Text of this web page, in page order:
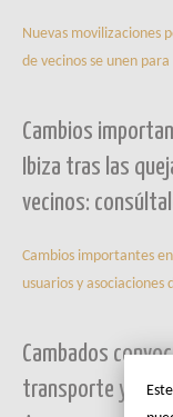
Nuevas movilizaciones
de vecinos se unen
Cambios
Ibiza tras las
vecinos:
Cambios importantes
usuarios y asociaciones
Cambados
transporte y